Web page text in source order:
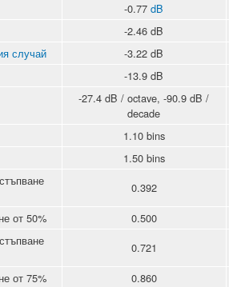
-0.77 dB
-2.46 dB
случай
-3.22 dB
-13.9 dB
-27.4 dB / octave, -90.9 dB /
decade
1.10 bins
1.50 bins
0.392
от 50% 0.500
0.721
от 75%
0.860